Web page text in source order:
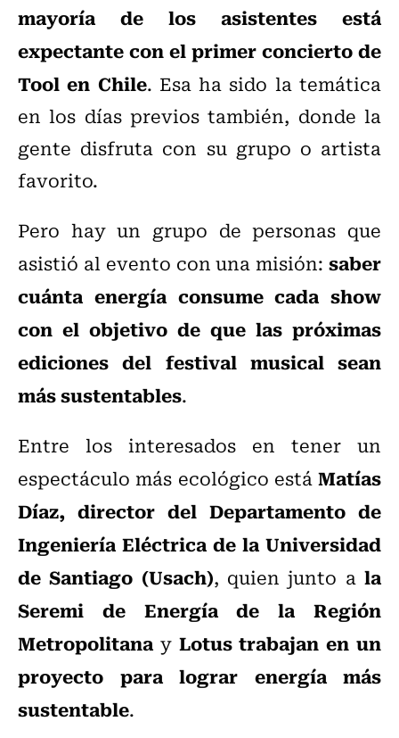
mayoría de los asistentes está
expectante con el primer concierto de
Tool en Chile. Esa ha sido la temática
en los días previos también, donde la
gente disfruta con su grupo o artista
favorito.
Pero hay un grupo de personas que
asistió al evento con una misión: saber
cuánta energía consume cada show
con el objetivo de que las próximas
ediciones del festival musical sean
más sustentables.
Entre los interesados en tener un
espectáculo más ecológico estáMatías
Díaz, director del Departamento de
Ingeniería Eléctrica de la Universidad
de Santiago (Usach), quien junto ala
Seremi de Energía de la Región
Metropolitana y Lotus trabajan en un
proyecto para lograr energía más
sustentable.